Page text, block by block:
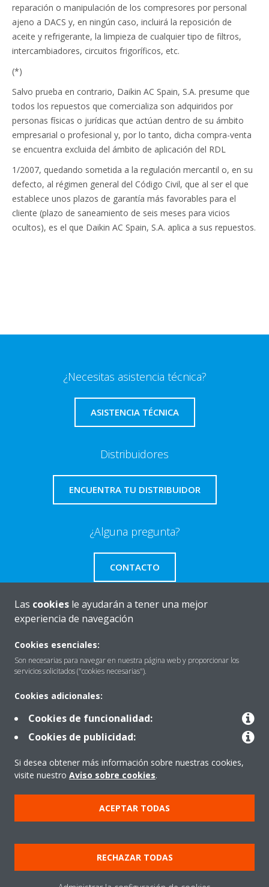
reparación o manipulación de los compresores por personal
ajeno a DACS y, en ningún caso, incluirá la reposición de
aceite y refrigerante, la limpieza de cualquier tipo de filtros,
intercambiadores, circuitos frigoríficos, etc.
(*)
Salvo prueba en contrario, Daikin AC Spain, S.A. presume que
todos los repuestos que comercializa son adquiridos por
personas físicas o jurídicas que actúan dentro de su ámbito
empresarial o profesional y, por lo tanto, dicha compra-venta
se encuentra excluida del ámbito de aplicación del RDL
1/2007, quedando sometida a la regulación mercantil o, en su
defecto, al régimen general del Código Civil, que al ser el que
establece unos plazos de garantía más favorables para el
cliente (plazo de saneamiento de seis meses para vicios
ocultos), es el que Daikin AC Spain, S.A. aplica a sus repuestos.
¿Necesitas asistencia técnica?
ASISTENCIA TÉCNICA
Distribuidores
ENCUENTRA TU DISTRIBUIDOR
¿Alguna pregunta?
CONTACTO
Quiénes somos
Contactar con Daikin
Nuestros Productos
Copyright © Daikin
Aviso Legal
Cookies
Política de Protección de Datos
Ética corporativa
Prensa Data Act
Las cookies le ayudarán a tener una mejor
experiencia de navegación
Cookies esenciales:
Son necesarias para navegar en nuestra página web y proporcionar los
servicios solicitados ("cookies necesarias").
Cookies adicionales:
Cookies de funcionalidad:
Cookies de publicidad:
Si desea obtener más información sobre nuestras cookies,
visite nuestro Aviso sobre cookies.
ACEPTAR TODAS
RECHAZAR TODAS